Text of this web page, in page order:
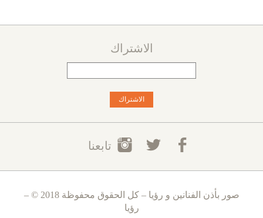
الاشتراك
تابعنا
صور بأذن الفنانين و رؤيا – كل الحقوق محفوظة 2018 © –
رؤيا